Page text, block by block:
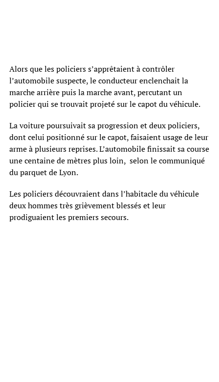
Alors que les policiers s’apprêtaient à contrôler
l’automobile suspecte, le conducteur enclenchait la
marche arrière puis la marche avant, percutant un
policier qui se trouvait projeté sur le capot du véhicule.
La voiture poursuivait sa progression et deux policiers,
dont celui positionné sur le capot, faisaient usage de leur
arme à plusieurs reprises. L’automobile finissait sa course
une centaine de mètres plus loin, selon le communiqué
du parquet de Lyon.
Les policiers découvraient dans l’habitacle du véhicule
deux hommes très grièvement blessés et leur
prodiguaient les premiers secours.